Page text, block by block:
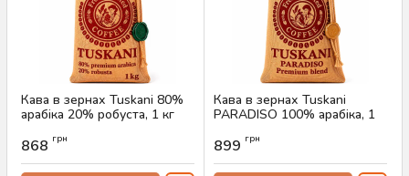
Кава в зернах Tuskani 80%
арабіка 20% робуста, 1 кг
868 грн
Кава в зернах Tuskani
PARADISO 100% арабіка, 1
Артикул:
899 грн